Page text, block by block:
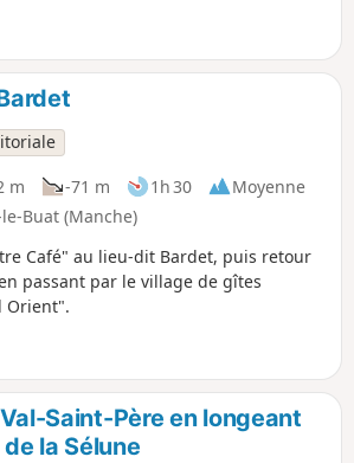
m -71 m 1h 30
Moyenne
Buat (Manche)
Café" au lieu-dit Bardet, puis retour
passant par le village de gîtes
Orient".
Saint-Père en longeant
la Sélune